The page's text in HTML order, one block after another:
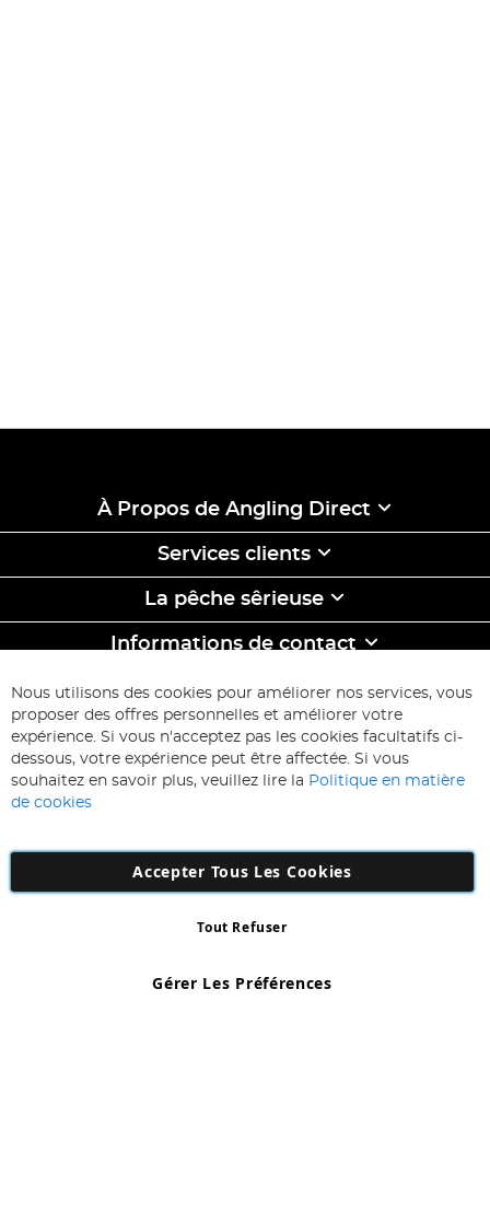
À Propos de Angling Direct
Services clients
La pêche sêrieuse
Informations de contact
ABONNEZ-VOUS & ECONOMISEZ
Inscription
à
d’information
:
Inscription
Number: 863029607
Nous utilisons des cookies pour améliorer nos services, vous
proposer des offres personnelles et améliorer votre
expérience. Si vous n'acceptez pas les cookies facultatifs ci-
dessous, votre expérience peut être affectée. Si vous
souhaitez en savoir plus, veuillez lire la Politique en matière
de cookies
Accepter Tous Les Cookies
Gérer Les Préférences
Tout Refuser